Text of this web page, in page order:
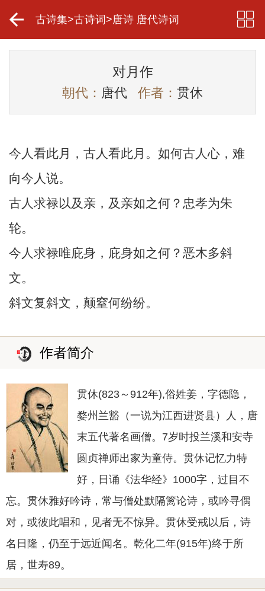
古诗集>古诗词 >唐诗 唐代诗词
对月作
朝代： 唐代 作者： 贯休
今人看此月，古人看此月。如何古人心，难
向今人说。
古人求禄以及亲，及亲如之何？忠孝为朱
轮。
今人求禄唯庇身，庇身如之何？恶木多斜
文。
斜文复斜文，颠窒何纷纷。
作者简介
贯休(823～912年),俗姓姜，字德隐，
婺州兰豁（一说为江西进贤县）人，唐
末五代著名画僧。7岁时投兰溪和安寺
圆贞禅师出家为童侍。贯休记忆力特
好，日诵《法华经》1000字，过目不
忘。贯休雅好吟诗，常与僧处默隔篱论诗，或吟寻偶
对，或彼此唱和，见者无不惊异。贯休受戒以后，诗
名日隆，仍至于远近闻名。乾化二年(915年)终于所
居，世寿89。